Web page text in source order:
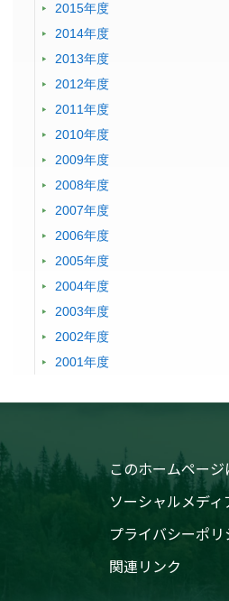
2015年度
2014年度
2013年度
2012年度
2011年度
2010年度
2009年度
2008年度
2007年度
2006年度
2005年度
2004年度
2003年度
2002年度
2001年度
このホームページ
ソーシャルメデ
プライバシーポリ
関連リンク